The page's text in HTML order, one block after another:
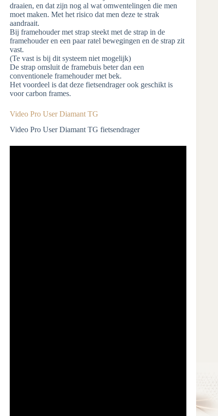
draaien, en dat zijn nog al wat omwentelingen die men
moet maken. Met het risico dat men deze te strak
aandraait.
Bij framehouder met strap steekt met de strap in de
framehouder en een paar ratel bewegingen en de strap zit
vast.
(Te vast is bij dit systeem niet mogelijk)
De strap omsluit de framebuis beter dan een
conventionele framehouder met bek.
Het voordeel is dat deze fietsendrager ook geschikt is
voor carbon frames.
Video Pro User Diamant TG
Video Pro User Diamant TG fietsendrager